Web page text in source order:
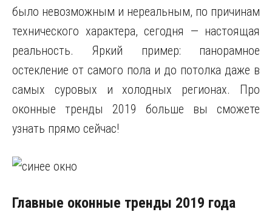
было невозможным и нереальным, по причинам
технического характера, сегодня — настоящая
реальность. Яркий пример: панорамное
остекление от самого пола и до потолка даже в
самых суровых и холодных регионах. Про
оконные тренды 2019 больше вы сможете
узнать прямо сейчас!
Главные оконные тренды 2019 года